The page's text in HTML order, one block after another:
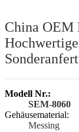
China OEM
Modell Nr.:
SEM-8060
Gehäusematerial:
Messing